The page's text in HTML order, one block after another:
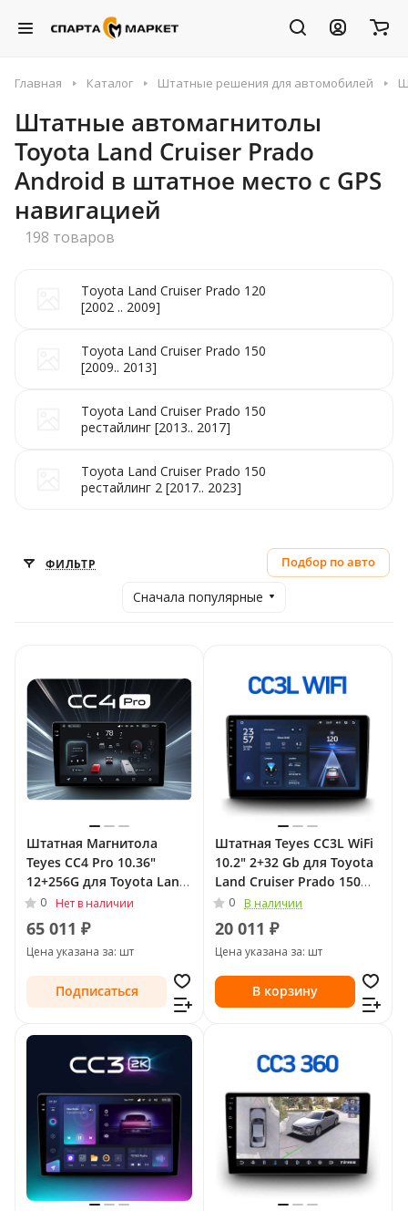
Главная Каталог Штатные решения для автомобилей
Штатные автомагнитолы
Toyota Land Cruiser Prado
Android в штатное место с GPS
навигацией
198 товаров
Toyota Land Cruiser Prado 120
[2002 .. 2009]
Toyota Land Cruiser Prado 150
[2009.. 2013]
Toyota Land Cruiser Prado 150
рестайлинг [2013.. 2017]
Toyota Land Cruiser Prado 150
рестайлинг 2 [2017.. 2023]
ФИЛЬТР Подбор по авто
Сначала популярные
Штатная Магнитола
Teyes CC4 Pro 10.36"
12+256G для Toyota Land
Cruiser Prado 150 Series
Рестайлинг 1 2013 - 2017
0 Нет в наличии
65 011 ₽
Цена указана за: шт
Подписаться
Штатная Teyes CC3L WiFi
10.2" 2+32 Gb для Toyota
Land Cruiser Prado 150
Series Рестайлинг 1 2013
- 2017
0 В наличии
20 011 ₽
Цена указана за: шт
В корзину